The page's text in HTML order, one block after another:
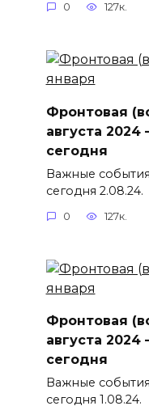
0 127к.
Фронтовая
августа
сегодня
Важные
сегодня 2.08.24.
0 127к.
Фронтовая
августа
сегодня
Важные
сегодня 1.08.24.